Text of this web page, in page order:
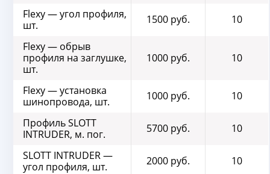
Flexy — угол профиля,
шт.
1500 руб. 10
Flexy — обрыв
профиля на заглушке,
шт.
1000 руб. 10
Flexy — установка
шинопровода, шт.
1000 руб. 10
Профиль SLOTT
INTRUDER, м. пог.
5700 руб. 10
SLOTT INTRUDER —
угол профиля, шт.
2000 руб. 10